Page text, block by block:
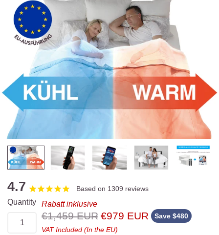
1309 reviews
Quantity Rabatt inklusive
Original
price:
€1,459 EUR .
Final
€979 EUR
Save $480
VAT Included (In the EU)